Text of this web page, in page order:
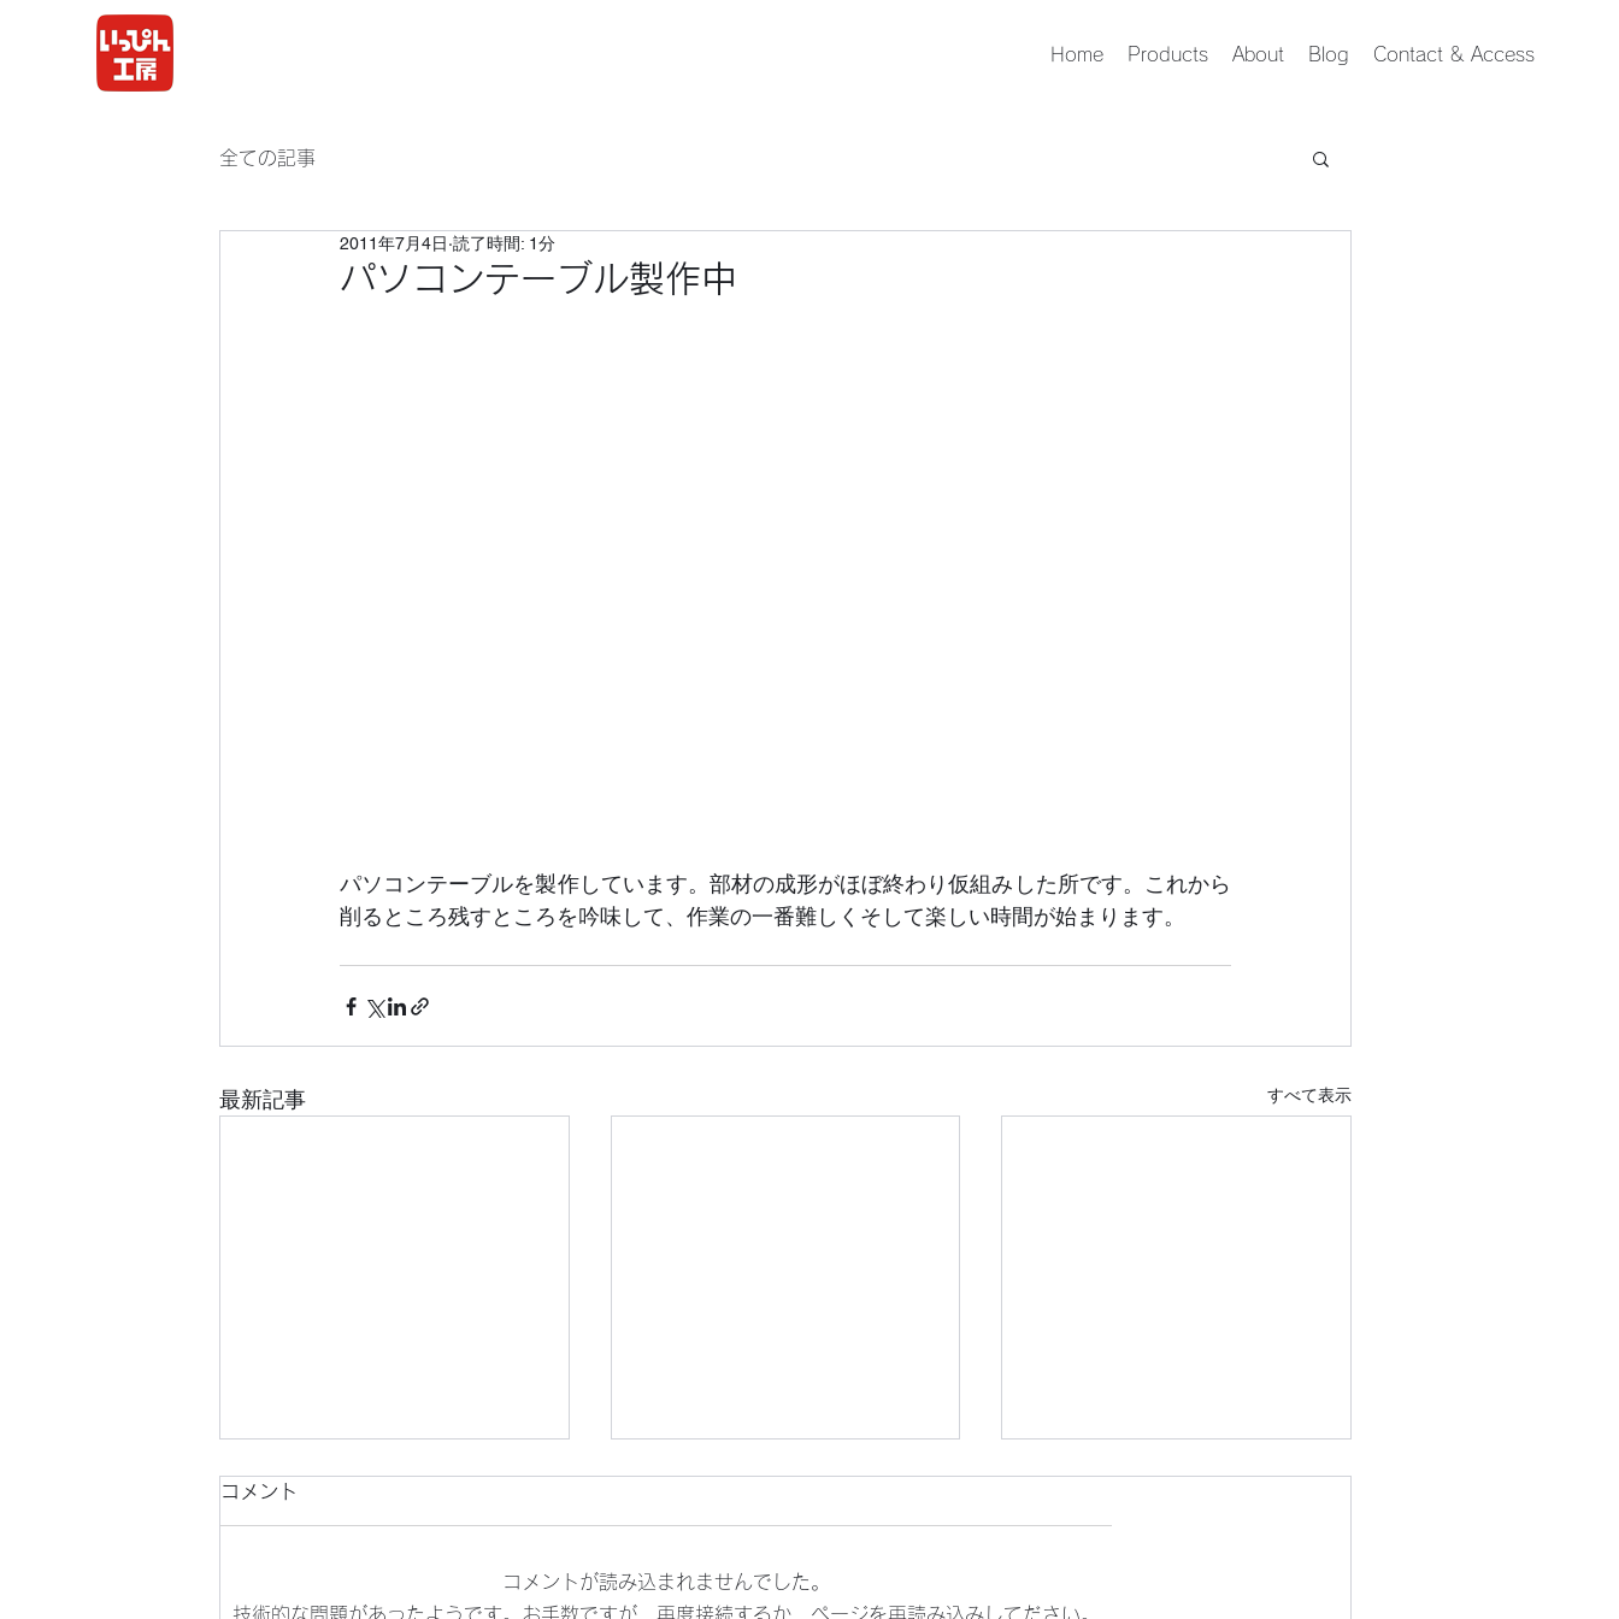
Home Products About Blog Contact & Access
全ての記事
パソコンテーブル製作中
2011年7月4日 読了時間: 1分
パソコンテーブルを製作しています。部材の成形がほぼ終わり仮組みした所です。これから
最新記事 すべて表示
コメント
コメントが読み込まれませんでした。
技術的な問題があったようです。お手数ですが、再度接続するか、ページを再読み込みしてださい。